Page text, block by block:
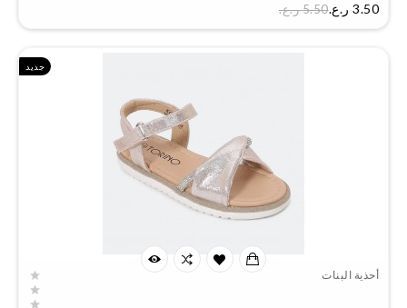
3.50 ر.ع.‏
5.50 ر.ع.‏
جديد
أحذية البنات